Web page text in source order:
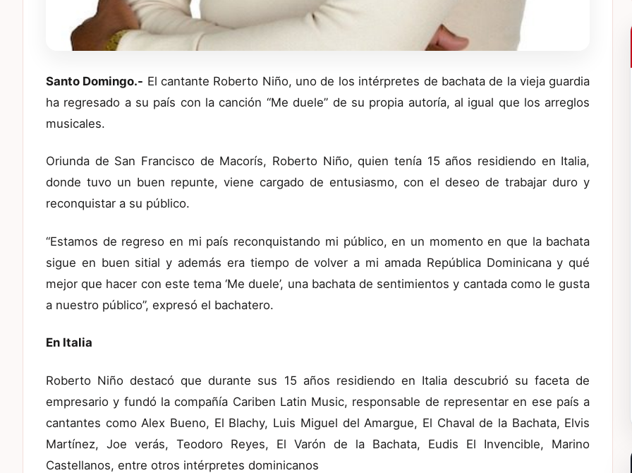
Santo Domingo.- El cantante Roberto Niño, uno de los intérpretes de bachata de la vieja guardia
ha regresado a su país con la canción “Me duele” de su propia autoría, al igual que los arreglos
musicales.
Oriunda de San Francisco de Macorís, Roberto Niño, quien tenía 15 años residiendo en Italia,
donde tuvo un buen repunte, viene cargado de entusiasmo, con el deseo de trabajar duro y
reconquistar a su público.
“Estamos de regreso en mi país reconquistando mi público, en un momento en que la bachata
sigue en buen sitial y además era tiempo de volver a mi amada República Dominicana y qué
mejor que hacer con este tema ‘Me duele’, una bachata de sentimientos y cantada como le gusta
a nuestro público”, expresó el bachatero.
En Italia
Roberto Niño destacó que durante sus 15 años residiendo en Italia descubrió su faceta de
empresario y fundó la compañía Cariben Latin Music, responsable de representar en ese país a
cantantes como Alex Bueno, El Blachy, Luis Miguel del Amargue, El Chaval de la Bachata, Elvis
Martínez, Joe verás, Teodoro Reyes, El Varón de la Bachata, Eudis El Invencible, Marino
Castellanos, entre otros intérpretes dominicanos